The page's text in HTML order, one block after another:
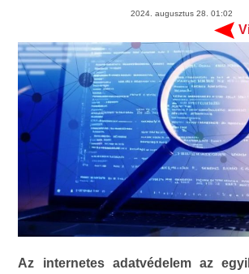
2024. augusztus 28. 01:02
Az internetes adatvédelem az